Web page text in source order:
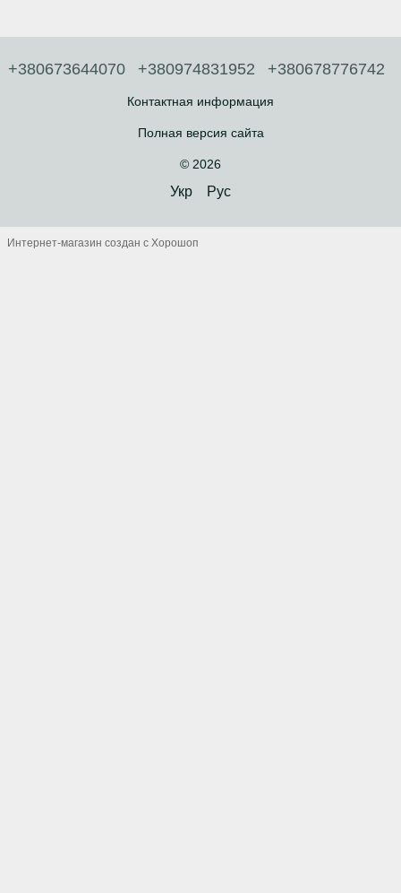
+380673644070 +380974831952 +380678776742
Контактная информация
Полная версия сайта
© 2026
Укр Рус
Интернет-магазин создан с Хорошоп